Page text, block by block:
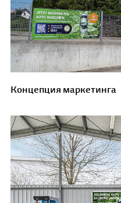
Концепция маркетинга